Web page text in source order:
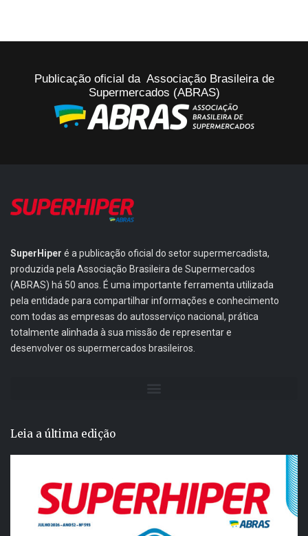
Publicação oficial da Associação Brasileira de
Supermercados (ABRAS)
SuperHiper é a publicação oficial do setor supermercadista,
produzida pela Associação Brasileira de Supermercados
(ABRAS) há 50 anos. É uma importante ferramenta utilizada
pela entidade para compartilhar informações e conhecimento
com todas as empresas do autosserviço nacional, prática
totalmente alinhada à sua missão de representar e
desenvolver os supermercados brasileiros.
Leia a última edição